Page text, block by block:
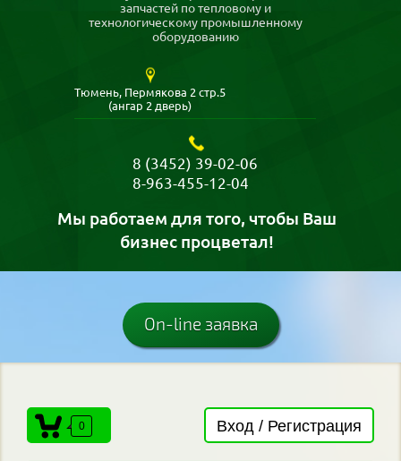
запчастей по тепловому и
технологическому промышленному
оборудованию
Мы работаем для того, чтобы Ваш
бизнес процветал!
Тюмень, Пермякова 2 стр.5
(ангар 2 дверь)
8 (3452) 39-02-06
8-963-455-12-04
On-line заявка
0 Вход / Регистрация